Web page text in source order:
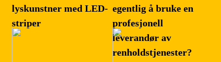
lyskunstner med LED-
striper
egentlig å bruke en
profesjonell
leverandør av
renholdstjenester?